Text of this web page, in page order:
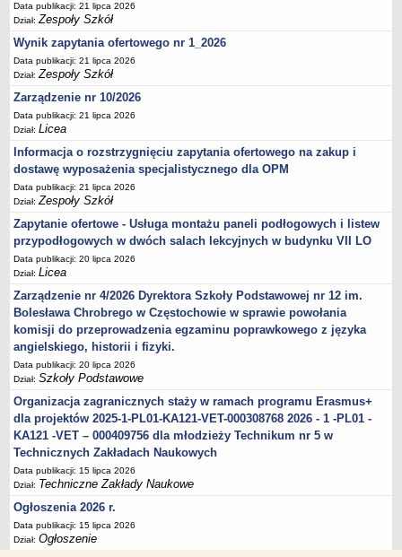
Data publikacji: 21 lipca 2026
Dział:Zespoły Szkół
Wynik zapytania ofertowego nr 1_2026
Data publikacji: 21 lipca 2026
Dział:Zespoły Szkół
Zarządzenie nr 10/2026
Data publikacji: 21 lipca 2026
Dział:Licea
Informacja o rozstrzygnięciu zapytania ofertowego na zakup i
dostawę wyposażenia specjalistycznego dla OPM
Data publikacji: 21 lipca 2026
Dział:Zespoły Szkół
Zapytanie ofertowe - Usługa montażu paneli podłogowych i listew
przypodłogowych w dwóch salach lekcyjnych w budynku VII LO
Data publikacji: 20 lipca 2026
Dział:Licea
Zarządzenie nr 4/2026 Dyrektora Szkoły Podstawowej nr 12 im.
Bolesława Chrobrego w Częstochowie w sprawie powołania
komisji do przeprowadzenia egzaminu poprawkowego z języka
angielskiego, historii i fizyki.
Data publikacji: 20 lipca 2026
Dział:Szkoły Podstawowe
Organizacja zagranicznych staży w ramach programu Erasmus+
dla projektów 2025-1-PL01-KA121-VET-000308768 2026 - 1 -PL01 -
KA121 -VET – 000409756 dla młodzieży Technikum nr 5 w
Technicznych Zakładach Naukowych
Data publikacji: 15 lipca 2026
Dział: Techniczne Zakłady Naukowe
Ogłoszenia 2026 r.
Data publikacji: 15 lipca 2026
Dział:Ogłoszenie